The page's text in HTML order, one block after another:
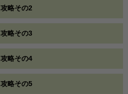
攻略その2
攻略その3
攻略その4
攻略その5